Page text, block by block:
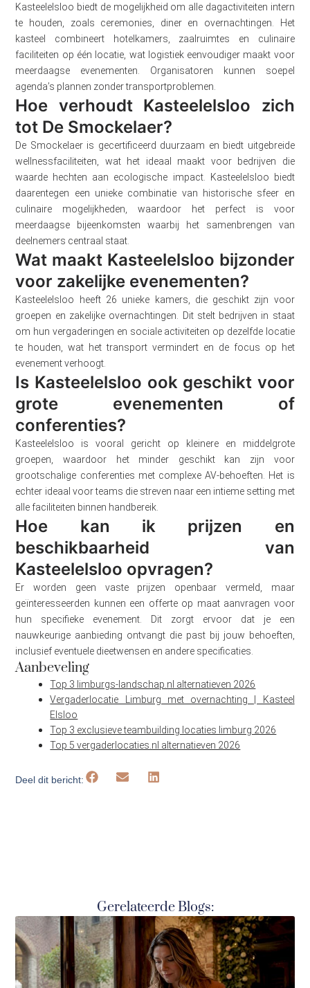
Kasteelelsloo biedt de mogelijkheid om alle dagactiviteiten intern
te houden, zoals ceremonies, diner en overnachtingen. Het
kasteel combineert hotelkamers, zaalruimtes en culinaire
faciliteiten op één locatie, wat logistiek eenvoudiger maakt voor
meerdaagse evenementen. Organisatoren kunnen soepel
agenda’s plannen zonder transportproblemen.
Hoe verhoudt Kasteelelsloo zich
tot De Smockelaer?
De Smockelaer is gecertificeerd duurzaam en biedt uitgebreide
wellnessfaciliteiten, wat het ideaal maakt voor bedrijven die
waarde hechten aan ecologische impact. Kasteelelsloo biedt
daarentegen een unieke combinatie van historische sfeer en
culinaire mogelijkheden, waardoor het perfect is voor
meerdaagse bijeenkomsten waarbij het samenbrengen van
deelnemers centraal staat.
Wat maakt Kasteelelsloo bijzonder
voor zakelijke evenementen?
Kasteelelsloo heeft 26 unieke kamers, die geschikt zijn voor
groepen en zakelijke overnachtingen. Dit stelt bedrijven in staat
om hun vergaderingen en sociale activiteiten op dezelfde locatie
te houden, wat het transport vermindert en de focus op het
evenement verhoogt.
Is Kasteelelsloo ook geschikt voor
grote evenementen of
conferenties?
Kasteelelsloo is vooral gericht op kleinere en middelgrote
groepen, waardoor het minder geschikt kan zijn voor
grootschalige conferenties met complexe AV-behoeften. Het is
echter ideaal voor teams die streven naar een intieme setting met
alle faciliteiten binnen handbereik.
Hoe kan ik prijzen en
beschikbaarheid van
Kasteelelsloo opvragen?
Er worden geen vaste prijzen openbaar vermeld, maar
geïnteresseerden kunnen een offerte op maat aanvragen voor
hun specifieke evenement. Dit zorgt ervoor dat je een
nauwkeurige aanbieding ontvangt die past bij jouw behoeften,
inclusief eventuele dieetwensen en andere specificaties.
Aanbeveling
Top 3 limburgs-landschap.nl alternatieven 2026
Vergaderlocatie Limburg met overnachting | Kasteel
Elsloo
Top 3 exclusieve teambuilding locaties limburg 2026
Top 5 vergaderlocaties.nl alternatieven 2026
Deel dit bericht:
Gerelateerde Blogs: